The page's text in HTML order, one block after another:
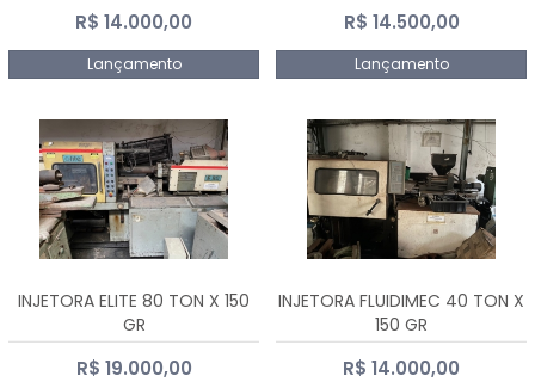
R$ 14.000,00
Lançamento
R$ 14.500,00
Lançamento
INJETORA ELITE 80 TON X 150
GR
R$ 19.000,00
INJETORA FLUIDIMEC 40 TON X
150 GR
R$ 14.000,00